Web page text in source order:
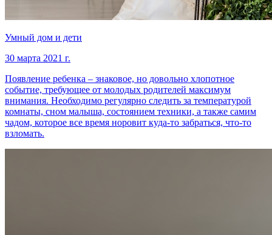
Умный дом и дети
30 марта 2021 г.
Появление ребенка – знаковое, но довольно хлопотное
событие, требующее от молодых родителей максимум
внимания. Необходимо регулярно следить за температурой
комнаты, сном малыша, состоянием техники, а также самим
чадом, которое все время норовит куда-то забраться, что-то
взломать.